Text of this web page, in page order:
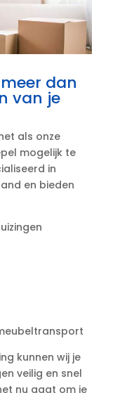
dan
van je
als onze
mogelijk te
in
en bieden
kunnen wij je
veilig en snel
nu gaat om je